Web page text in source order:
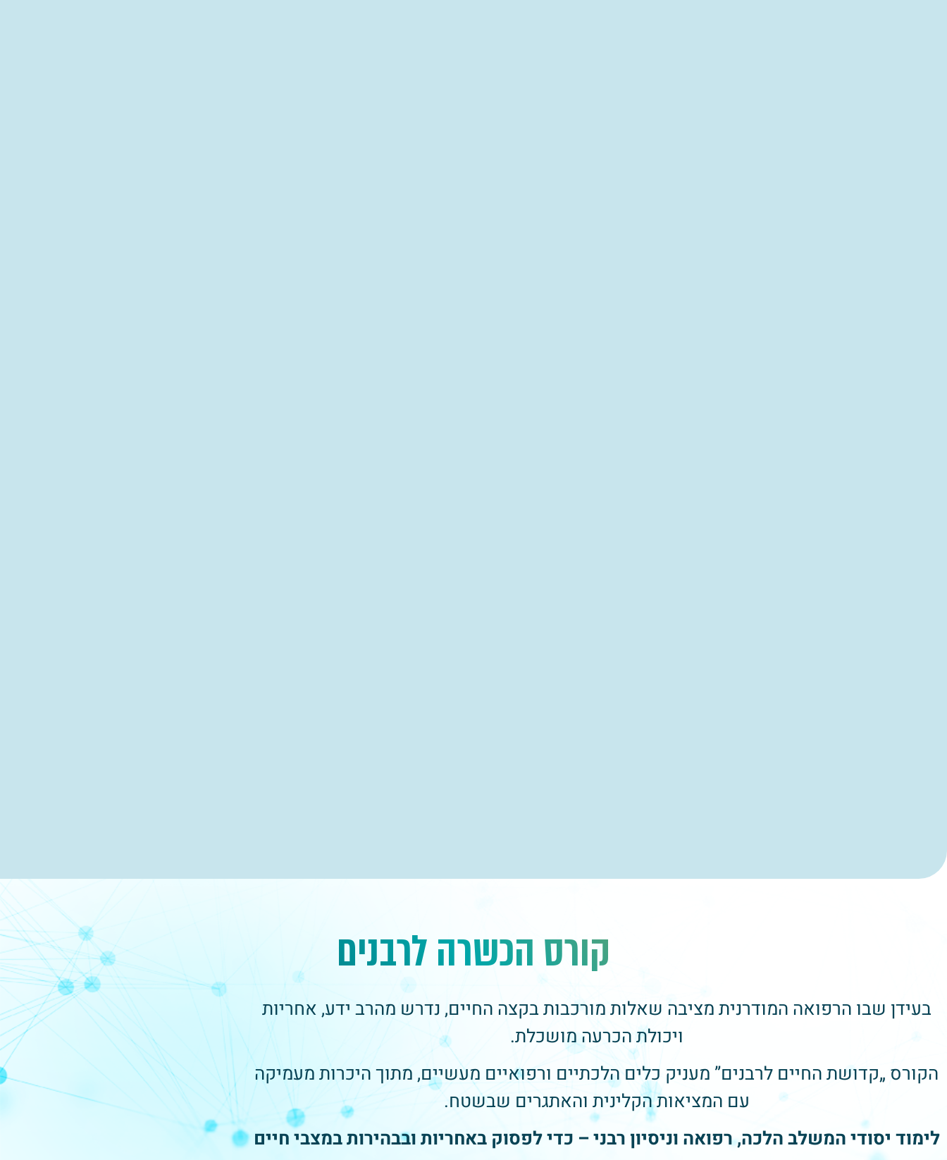
קורס הכשרה לרבנים
בעידן שבו הרפואה המודרנית מציבה שאלות מורכבות בקצה החיים, נדרש מהרב ידע, אחריות
ויכולת הכרעה מושכלת.
הקורס „קדושת החיים לרבנים” מעניק כלים הלכתיים ורפואיים מעשיים, מתוך היכרות מעמיקה
עם המציאות הקלינית והאתגרים שבשטח.
לימוד יסודי המשלב הלכה, רפואה וניסיון רבני – כדי לפסוק באחריות ובבהירות במצבי חיים